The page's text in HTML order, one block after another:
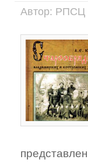
Автор: РПСЦ